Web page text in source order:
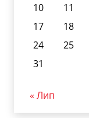
10
11
17
18
24
25
31
« Лип